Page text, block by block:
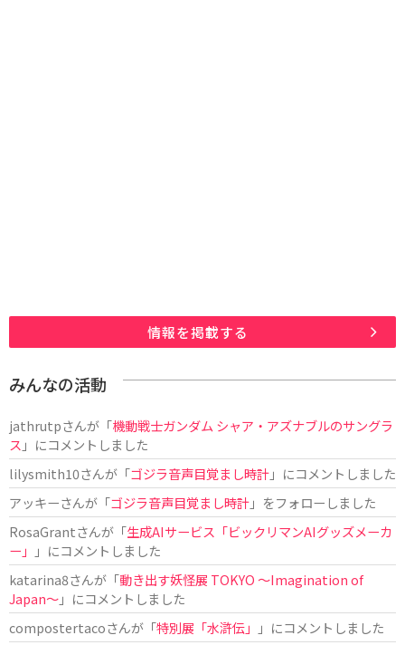
情報を掲載する
みんなの活動
jathrutpさんが「機動戦士ガンダム シャア・アズナブルのサングラ
ス 」にコメントしました
lilysmith10さんが「ゴジラ音声目覚まし時計」にコメントしました
アッキーさんが「ゴジラ音声目覚まし時計」をフォローしました
RosaGrantさんが「生成AIサービス「ビックリマンAIグッズメーカ
ー」
」にコメントしました
katarina8さんが「動き出す妖怪展 TOKYO 〜Imagination of
Japan〜」にコメントしました
compostertacoさんが「特別展「水滸伝」
」にコメントしました